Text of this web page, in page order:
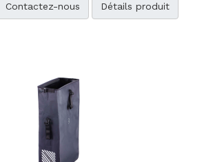
Contactez-nous Détails produit